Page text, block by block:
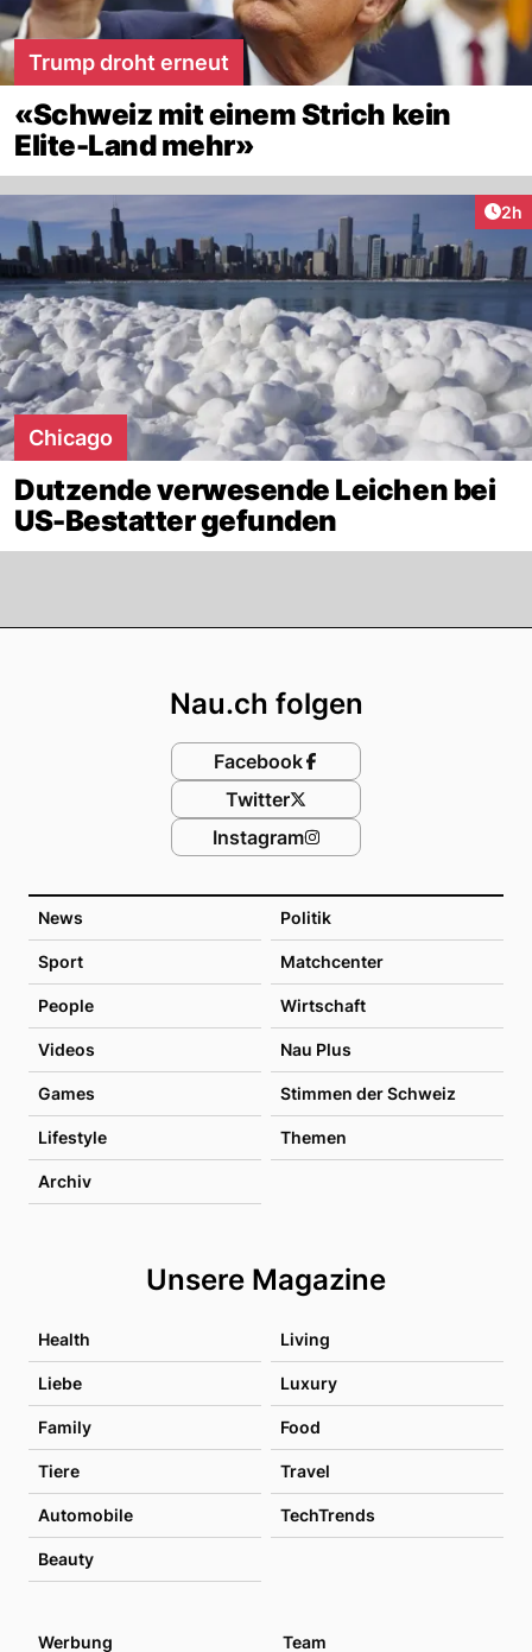
Trump droht erneut
«Schweiz mit einem Strich kein
Elite-Land mehr»
2h
Chicago
Dutzende verwesende Leichen bei
US-Bestatter gefunden
News Politik
Sport Matchcenter
People Wirtschaft
Videos Nau Plus
Games Stimmen der Schweiz
Lifestyle Themen
Archiv
Unsere Magazine
Health Living
Liebe Luxury
Family Food
Tiere Travel
Automobile TechTrends
Beauty
Nau.ch folgen
Facebook
Twitter
Instagram
Werbung Team